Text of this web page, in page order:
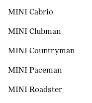
MINI Cabrio
MINI Clubman
MINI Countryman
MINI Paceman
MINI Roadster